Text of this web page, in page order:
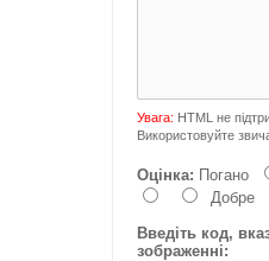
Увага: HTML не
Використовуйте
Оцінка: Погано
Добре
Введіть код,
зображенні: